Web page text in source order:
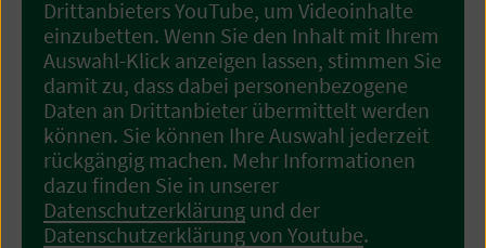
Drittanbieters YouTube, um Videoinhalte
einzubetten. Wenn Sie den Inhalt mit Ihrem
Auswahl-Klick anzeigen lassen, stimmen Sie
damit zu, dass dabei personenbezogene
Daten an Drittanbieter übermittelt werden
können. Sie können Ihre Auswahl jederzeit
rückgängig machen. Mehr Informationen
dazu finden Sie in unserer
Datenschutzerklärung und der
Datenschutzerklärung von Youtube.